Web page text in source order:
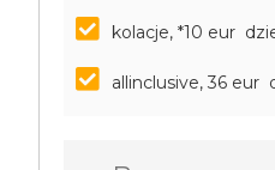
kolacje, *10 eur
allinclusive, 36 eur